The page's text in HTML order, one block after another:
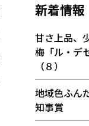
新着情報
甘さ上品、
梅「ル・デ
（８）
地域色ふん
知事賞